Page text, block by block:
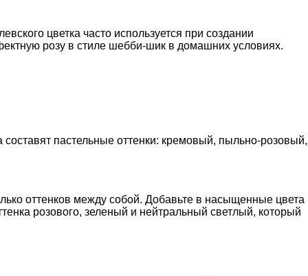
цветка часто используется при создании
розу в стиле шебби-шик в домашних условиях.
пастельные оттенки: кремовый, пыльно-розовый,
оттенков между собой. Добавьте в насыщенные цвета
розового, зеленый и нейтральный светлый, который